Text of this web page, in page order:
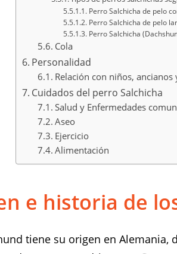
Perro Salchicha de pelo
Perro Salchicha de pelo
Perro Salchicha
Cola
Personalidad
Relación con niños, ancianos
Cuidados del perro Salchicha
Salud y Enfermedades
Aseo
Ejercicio
Alimentación
e historia de
tiene su origen en Alemania,